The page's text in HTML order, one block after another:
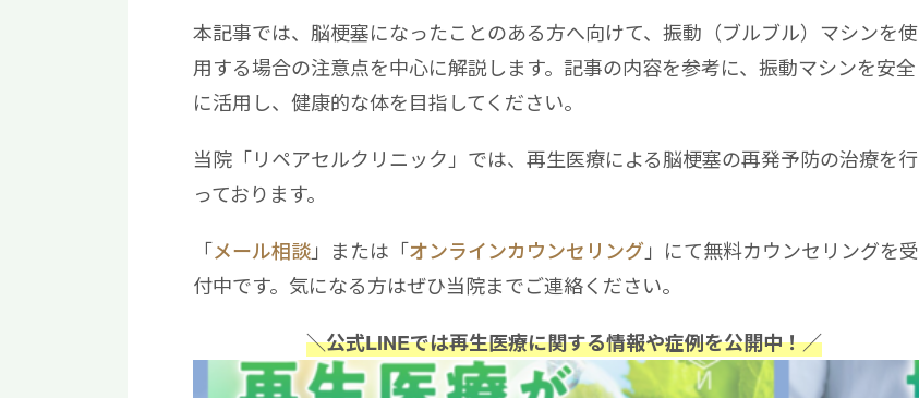
本記事では、脳梗塞になったことのある方へ向けて、振動（ブルブル）マシンを使
用する場合の注意点を中心に解説します。記事の内容を参考に、振動マシンを安全
に活用し、健康的な体を目指してください。
当院「リペアセルクリニック」では、再生医療による脳梗塞の再発予防の治療を行
っております。
「メール相談」または「オンラインカウンセリング」にて無料カウンセリングを受
付中です。気になる方はぜひ当院までご連絡ください。
＼公式LINEでは再生医療に関する情報や症例を公開中！／